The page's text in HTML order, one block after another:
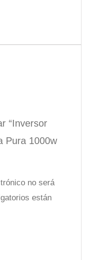
“Inversor
Pura 1000w
no será
están